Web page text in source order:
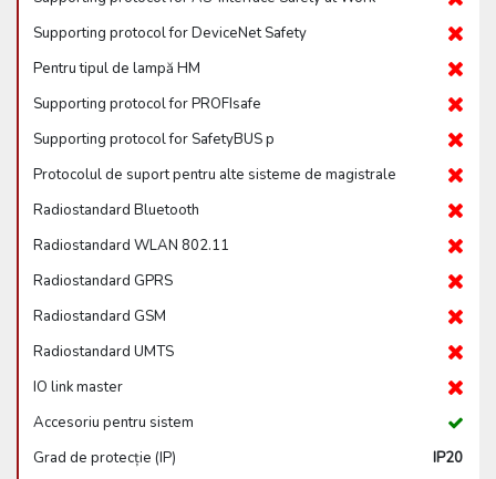
Supporting protocol for DeviceNet Safety
Pentru tipul de lampă HM
Supporting protocol for PROFIsafe
Supporting protocol for SafetyBUS p
Protocolul de suport pentru alte sisteme de magistrale
Radiostandard Bluetooth
Radiostandard WLAN 802.11
Radiostandard GPRS
Radiostandard GSM
Radiostandard UMTS
IO link master
Accesoriu pentru sistem
Grad de protecție (IP)
IP20